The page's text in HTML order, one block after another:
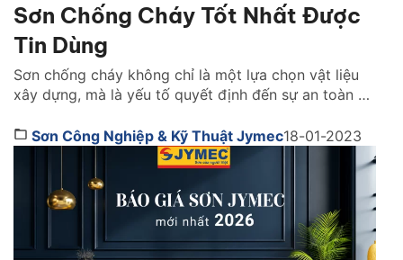
Sơn Chống Cháy Tốt Nhất Được
Tin Dùng
Sơn chống cháy không chỉ là một lựa chọn vật liệu
xây dựng, mà là yếu tố quyết định đến sự an toàn và
hỏa hoạn. Vậy lựa sơn chống cháy hãng nào tốt?
Cách chọn như thế nào. Cùng tìm hiểu ngay […]
Sơn Công Nghiệp & Kỹ Thuật Jymec18-01-2023